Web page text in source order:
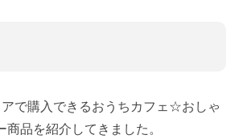
で購入できるおうちカフェ☆おしゃ
商品を紹介してきました。